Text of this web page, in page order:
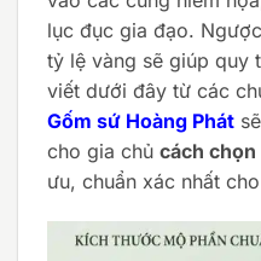
lục đục gia đạo.
tỷ lệ vàng sẽ giúp quy
viết dưới đây từ các
Gốm sứ Hoàng Phát
cho gia chủ cách
ưu, chuẩn xác nhất